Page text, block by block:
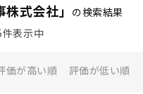
株式会社」 の検索結果
表示中
価が高い順 評価が低い順